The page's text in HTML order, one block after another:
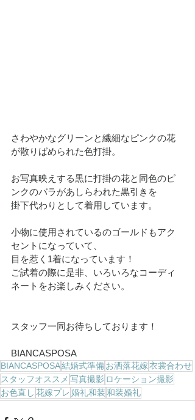
さわやかなグリーンと繊細なピンクの花
が散りばめられた色打掛。
お写真映えする黒に打掛の花と同色のピ
ンクのバラがあしらわれた黒引きを
掛下代わりとして着用しています。
小物に使用されているのゴールドもアク
セントになっていて、
目を惹く1着になっています！
ご試着の際に是非、いろいろなコーディ
ネートをお楽しみください。
スタッフ一同お待ちしております！
BIANCASPOSA
BIANCASPOSA結婚式準備お洒落花嫁衣裳合わせ
スタッフオススメ 写真撮影 ロケーション撮影
お色直し 花嫁プレ 婚礼和装和装婚礼